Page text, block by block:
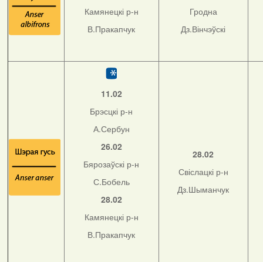
Камянецкі р-н
В.Пракапчук
Гродна
Дз.Вінчэўскі
11.02
Брэсцкі р-н
А.Сербун
26.02
Бярозаўскі р-н
С.Бобель
28.02
Камянецкі р-н
В.Пракапчук
28.02
Свіслацкі р-н
Дз.Шыманчук